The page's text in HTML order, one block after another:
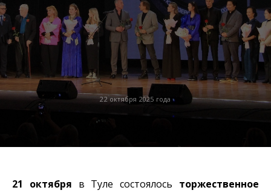
22 октября 2025 года
21 октября в Туле состоялось торжественное